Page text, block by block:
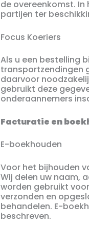
de overeenkomst. In
partijen ter
Focus Koeriers
Als u een bestelling
transportzendingen
daarvoor
gebruikt deze
onderaannemers
Facturatie en
E-boekhouden
Voor het bijhouden
Wij delen uw naam,
worden gebruikt
verzonden en
behandelen. E-
beschreven.